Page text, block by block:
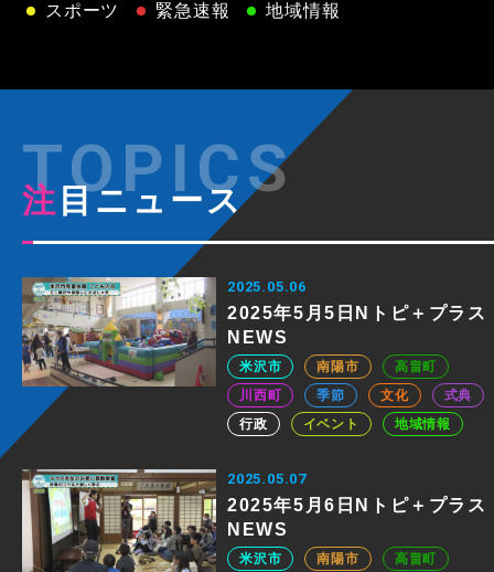
スポーツ
緊急速報 地域情報
注目ニュース
2025.05.06
2025年5月5日Nトピ＋プラス
NEWS
米沢市 南陽市
高畠町
川西町
季節 文化
式典
行政
イベント 地域情報
2025.05.07
2025年5月6日Nトピ＋プラス
NEWS
米沢市 南陽市 高畠町